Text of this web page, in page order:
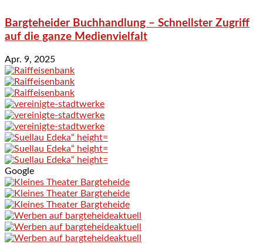
Bargteheider Buchhandlung – Schnellster Zugriff
auf die ganze Medienvielfalt
Apr. 9, 2025
Google